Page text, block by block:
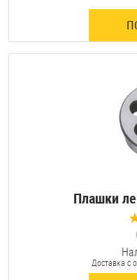
Оснастка и
Саморезы и
Стопорные кольца
ТакелажПлашки
Доставка с